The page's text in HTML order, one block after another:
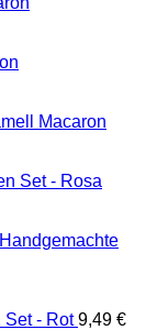
Macaron
Set - Rosa
Handgemachte
Set - Rot 9,49 €